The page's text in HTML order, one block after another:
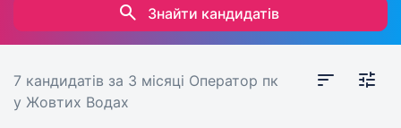
Знайти кандидатів
7 кандидатів за 3 місяці Оператор пк
у Жовтих Водах